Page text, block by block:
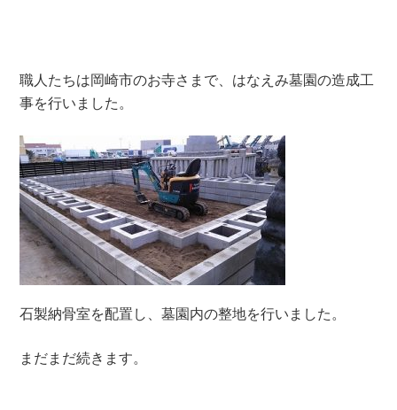
職人たちは岡崎市のお寺さまで、はなえみ墓園の造成工
事を行いました。
石製納骨室を配置し、墓園内の整地を行いました。
まだまだ続きます。